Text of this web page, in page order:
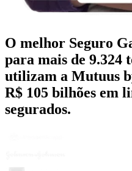
O melhor Seguro
para mais de 9.324
utilizam a Mutuus
R$ 105 bilhões em
segurados.